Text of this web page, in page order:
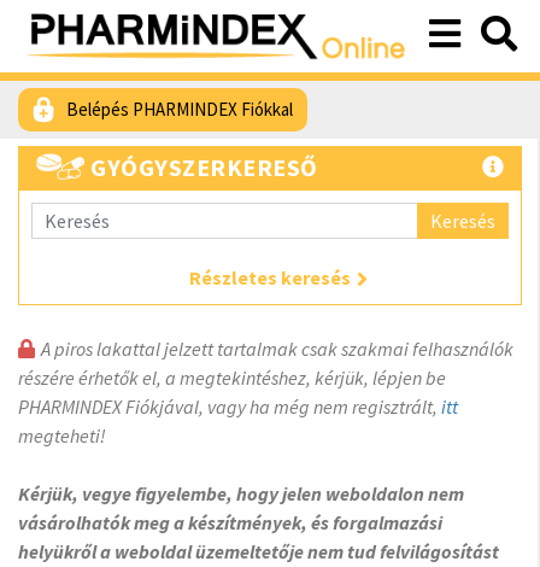
Belépés PHARMINDEX Fiókkal
GYÓGYSZERKERESŐ
Keresés
Részletes keresés
A piros lakattal jelzett tartalmak csak szakmai felhasználók
részére érhetők el, a megtekintéshez, kérjük, lépjen be
PHARMINDEX Fiókjával, vagy ha még nem regisztrált, itt
megteheti!
Kérjük, vegye figyelembe, hogy jelen weboldalon nem
vásárolhatók meg a készítmények, és forgalmazási
helyükről a weboldal üzemeltetője nem tud felvilágosítást